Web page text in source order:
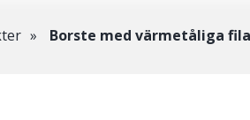
Borste med värmetåliga